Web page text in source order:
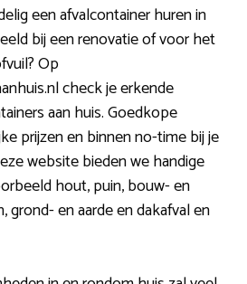
een afvalcontainer huren in
bij een renovatie of voor het
Op
check je erkende
aan huis. Goedkope
prijzen en binnen no-time bij je
website bieden we handige
hout, puin, bouw- en
grond- en aarde en dakafval en